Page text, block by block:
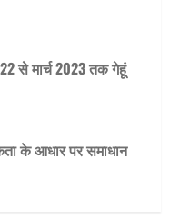
से मार्च 2023 तक गेहूं
के आधार पर समाधान